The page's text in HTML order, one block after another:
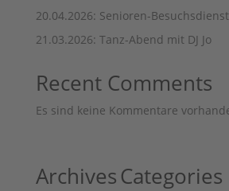
20.04.2026: Senioren-Besuchsdienst
21.03.2026: Tanz-Abend mit DJ Jo
Recent Comments
Es sind keine Kommentare
ArchivesCategories